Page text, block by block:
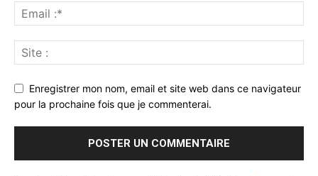
Enregistrer mon nom, email et site web dans ce navigateur
pour la prochaine fois que je commenterai.